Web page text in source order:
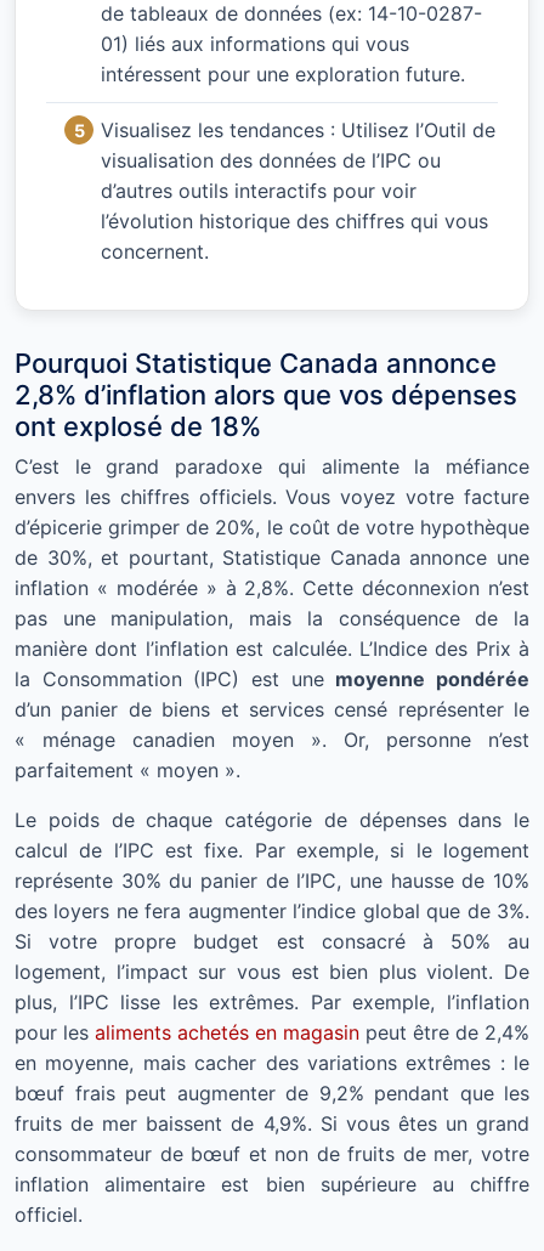
de tableaux de données (ex: 14-10-0287-
01) liés aux informations qui vous
intéressent pour une exploration future.
Visualisez les tendances : Utilisez l’Outil de
visualisation des données de l’IPC ou
d’autres outils interactifs pour voir
l’évolution historique des chiffres qui vous
concernent.
Pourquoi Statistique Canada annonce
2,8% d’inflation alors que vos dépenses
ont explosé de 18%
C’est le grand paradoxe qui alimente la méfiance
envers les chiffres officiels. Vous voyez votre facture
d’épicerie grimper de 20%, le coût de votre hypothèque
de 30%, et pourtant, Statistique Canada annonce une
inflation « modérée » à 2,8%. Cette déconnexion n’est
pas une manipulation, mais la conséquence de la
manière dont l’inflation est calculée. L’Indice des Prix à
la Consommation (IPC) est une moyenne pondérée
d’un panier de biens et services censé représenter le
« ménage canadien moyen ». Or, personne n’est
parfaitement « moyen ».
Le poids de chaque catégorie de dépenses dans le
calcul de l’IPC est fixe. Par exemple, si le logement
représente 30% du panier de l’IPC, une hausse de 10%
des loyers ne fera augmenter l’indice global que de 3%.
Si votre propre budget est consacré à 50% au
logement, l’impact sur vous est bien plus violent. De
plus, l’IPC lisse les extrêmes. Par exemple, l’inflation
pour les aliments achetés en magasin peut être de 2,4%
en moyenne, mais cacher des variations extrêmes : le
bœuf frais peut augmenter de 9,2% pendant que les
fruits de mer baissent de 4,9%. Si vous êtes un grand
consommateur de bœuf et non de fruits de mer, votre
inflation alimentaire est bien supérieure au chiffre
officiel.